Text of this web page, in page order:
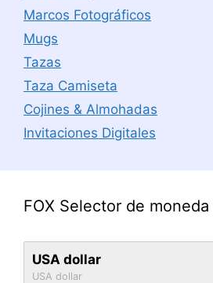
Marcos Fotográficos
Mugs
Tazas
Taza Camiseta
Cojines & Almohadas
Invitaciones Digitales
FOX Selector de moneda
USA dollar
USA dollar